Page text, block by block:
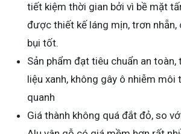
tiết kiệm thời gian bởi vì bề mặt
được thiết kế láng mịn, trơn nhẵn,
bụi tốt.
Sản phẩm đạt tiêu chuẩn an
liệu xanh, không gây ô nhiễm
quanh
Giá thành không quá đắt đỏ, so